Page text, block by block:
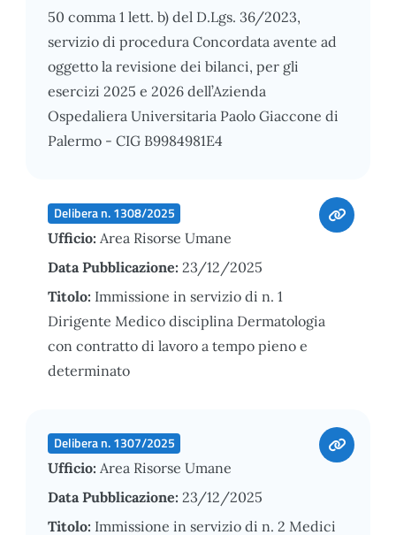
50 comma 1 lett. b) del D.Lgs. 36/2023,
servizio di procedura Concordata avente ad
oggetto la revisione dei bilanci, per gli
esercizi 2025 e 2026 dell’Azienda
Ospedaliera Universitaria Paolo Giaccone di
Palermo - CIG B9984981E4
Delibera n. 1308/2025
Ufficio: Area Risorse Umane
Data Pubblicazione: 23/12/2025
Titolo: Immissione in servizio di n. 1
Dirigente Medico disciplina Dermatologia
con contratto di lavoro a tempo pieno e
determinato
Delibera n. 1307/2025
Ufficio: Area Risorse Umane
Data Pubblicazione: 23/12/2025
Titolo: Immissione in servizio di n. 2 Medici